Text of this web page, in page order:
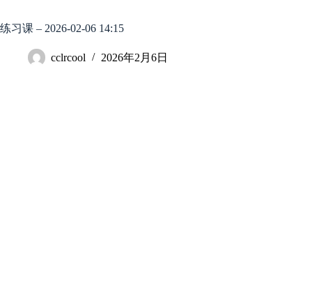
至
内
练习课 – 2026-02-06 14:15
cclrcool 2026年2月6日